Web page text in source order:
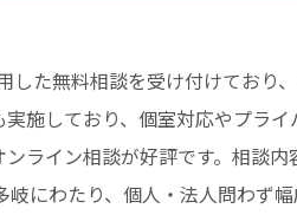
た無料相談を受け付けており
施しており、個室対応やプラ
イン相談が好評です。相談
にわたり、個人・法人問わず